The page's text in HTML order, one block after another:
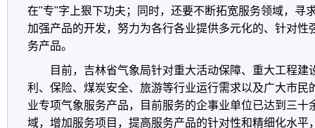
在"专"字上狠下功夫；同时，还要不断拓宽服务领域，寻
加强产品的开发，努力为各行各业提供多元化的、针对性
务产品。
目前，吉林省气象局针对重大活动保障、重大工程建
利、保险、煤炭安全、旅游等行业运行需求以及广大市民
业专项气象服务产品，目前服务的企事业单位已达到三十
域，增加服务项目，提高服务产品的针对性和精细化水平